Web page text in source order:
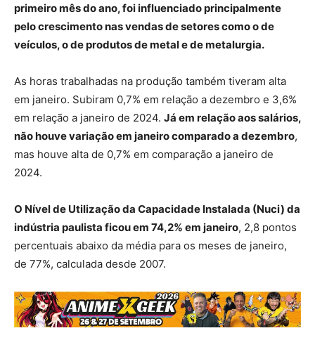
primeiro mês do ano, foi influenciado principalmente
pelo crescimento nas vendas de setores como o de
veículos, o de produtos de metal e de metalurgia.
As horas trabalhadas na produção também tiveram alta
em janeiro. Subiram 0,7% em relação a dezembro e 3,6%
em relação a janeiro de 2024. Já em relação aos salários,
não houve variação em janeiro comparado a dezembro,
mas houve alta de 0,7% em comparação a janeiro de
2024.
O Nível de Utilização da Capacidade Instalada (Nuci) da
indústria paulista ficou em 74,2% em janeiro, 2,8 pontos
percentuais abaixo da média para os meses de janeiro,
de 77%, calculada desde 2007.